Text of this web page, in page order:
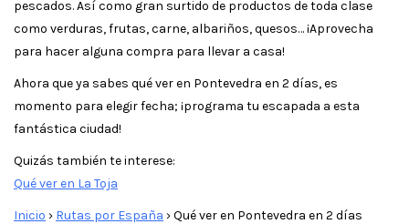
pescados. Así como gran surtido de productos de toda clase
como verduras, frutas, carne, albariños, quesos… ¡Aprovecha
para hacer alguna compra para llevar a casa!
Ahora que ya sabes qué ver en Pontevedra en 2 días, es
momento para elegir fecha; ¡programa tu escapada a esta
fantástica ciudad!
Quizás también te interese:
Qué ver en La Toja
Inicio › Rutas por España ›Qué ver en Pontevedra en 2 días